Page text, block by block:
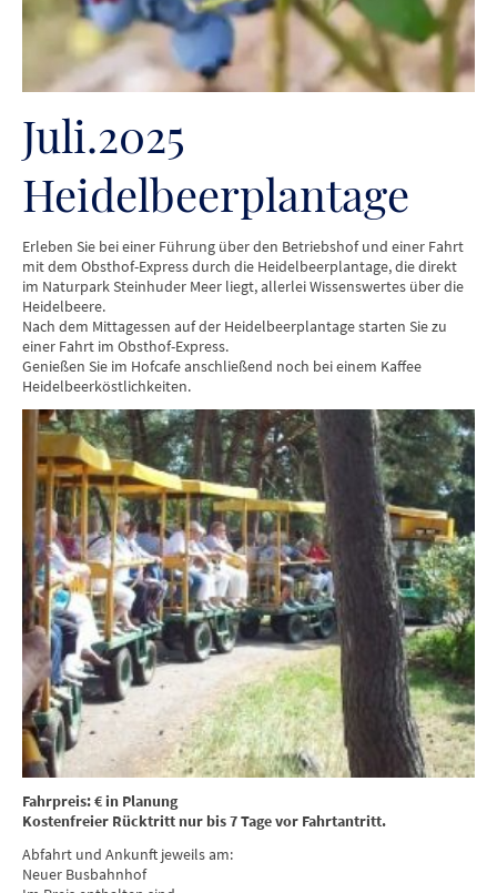
Juli.2025
Heidelbeerplantage
Erleben Sie bei einer Führung über den Betriebshof und einer Fahrt
mit dem Obsthof-Express durch die Heidelbeerplantage, die direkt
im Naturpark Steinhuder Meer liegt, allerlei Wissenswertes über die
Heidelbeere.
Nach dem Mittagessen auf der Heidelbeerplantage starten Sie zu
einer Fahrt im Obsthof-Express.
Genießen Sie im Hofcafe anschließend noch bei einem Kaffee
Heidelbeerköstlichkeiten.
Fahrpreis: € in Planung
Kostenfreier Rücktritt nur bis 7 Tage vor Fahrtantritt.
Abfahrt und Ankunft jeweils am:
Neuer Busbahnhof